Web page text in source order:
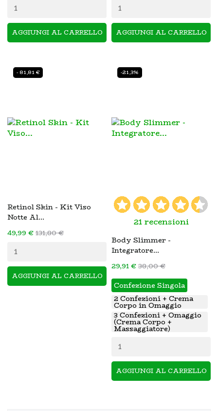
AGGIUNGI AL CARRELLO AGGIUNGI AL CARRELLO
Retinol Skin - Kit Viso
Notte Al...
49,99 €131,80 €
AGGIUNGI AL CARRELLO
- 81,81 €
21 recensioni
Body Slimmer -
Integratore...
29,91 €38,00 €
Confezione Singola
2 Confezioni + Crema
Corpo in Omaggio
3 Confezioni + Omaggio
(Crema Corpo +
Massaggiatore)
AGGIUNGI AL CARRELLO
-21,3%